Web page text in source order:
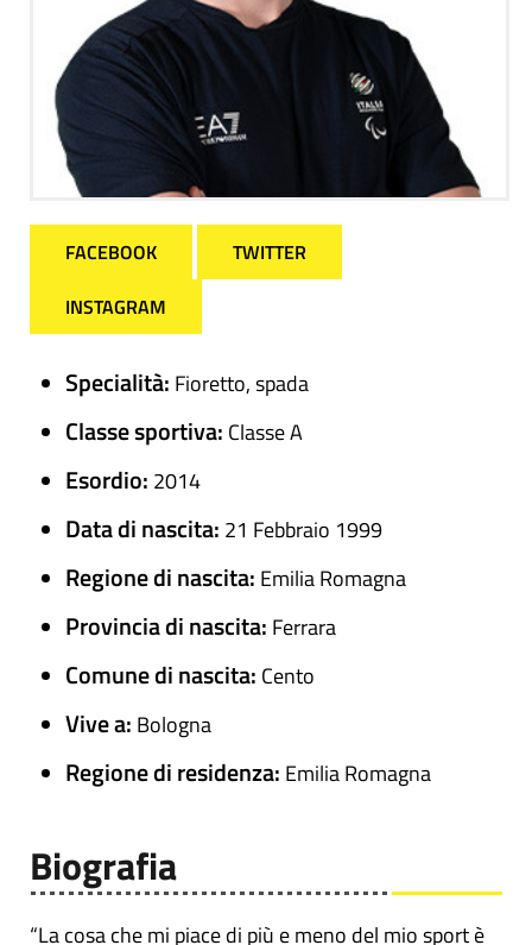
FACEBOOK
TWITTER
INSTAGRAM
Specialità: Fioretto, spada
Classe sportiva: Classe A
Esordio: 2014
Data di nascita: 21 Febbraio 1999
Regione di nascita: Emilia Romagna
Provincia di nascita: Ferrara
Comune di nascita: Cento
Vive a: Bologna
Regione di residenza: Emilia Romagna
Biografia
“La cosa che mi piace di più e meno del mio sport è